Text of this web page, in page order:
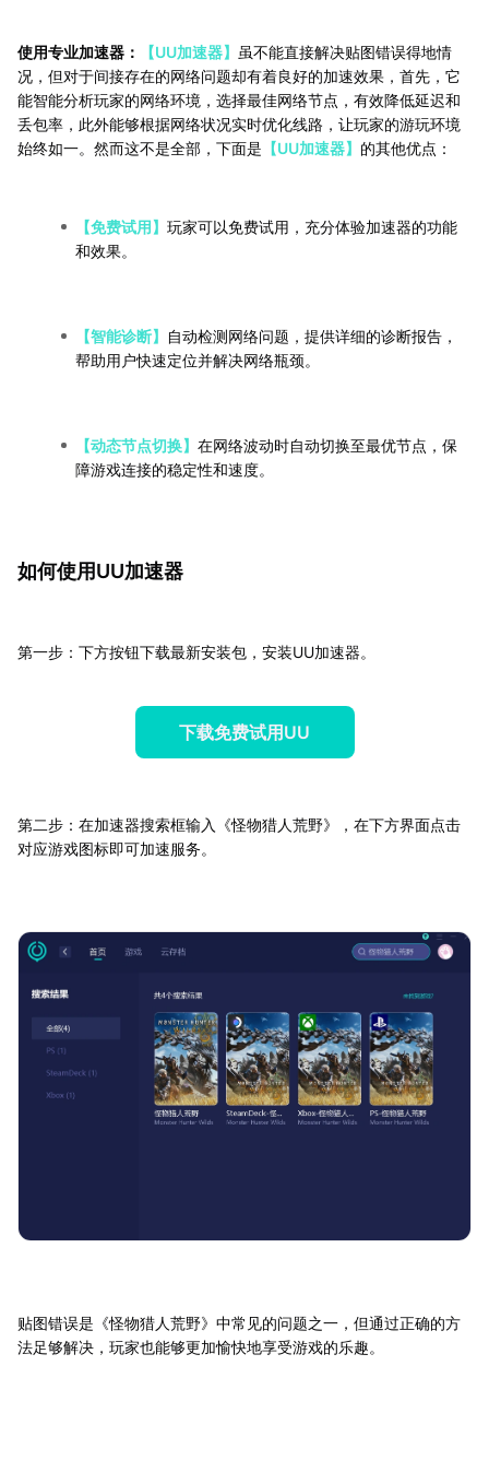
使用专业加速器： 【UU加速器】 虽不能直接解决贴图错误得地情
况，但对于间接存在的网络问题却有着良好的加速效果，首先，它
能智能分析玩家的网络环境，选择最佳网络节点，有效降低延迟和
丢包率，此外能够根据网络状况实时优化线路，让玩家的游玩环境
始终如一。然而这不是全部，下面是 【UU加速器】 的其他优点：
【免费试用】 玩家可以免费试用，充分体验加速器的功能
和效果。
【智能诊断】
自动检测网络问题，提供详细的诊断报告，
帮助用户快速定位并解决网络瓶颈。
【动态节点切换】 在网络波动时自动切换至最优节点，保
障游戏连接的稳定性和速度。
如何使用UU加速器
第一步：下方按钮下载最新安装包，安装UU加速器。
下载免费试用UU
第二步：在加速器搜索框输入《怪物猎人荒野》，在下方界面点击
对应游戏图标即可加速服务。
贴图错误是《怪物猎人荒野》中常见的问题之一，但通过正确的方
法足够解决，玩家也能够更加愉快地享受游戏的乐趣。